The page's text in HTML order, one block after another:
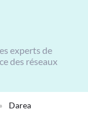
experts de
des réseaux
» Darea